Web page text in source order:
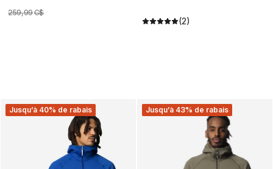
259,99C$
(2)
Jusqu’à 40% de rabais Jusqu’à 43% de rabais